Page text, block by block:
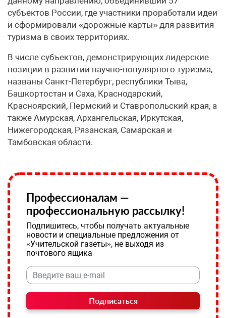
субъектов России, где участники проработали идеи
и сформировали «дорожные карты» для развития
туризма в своих территориях.
В числе субъектов, демонстрирующих лидерские
позиции в развитии научно-популярного туризма,
названы Санкт-Петербург, республики Тыва,
Башкортостан и Саха, Краснодарский,
Красноярский, Пермский и Ставропольский края, а
также Амурская, Архангельская, Иркутская,
Нижегородская, Рязанская, Самарская и
Тамбовская области.
Профессионалам —
профессиональную рассылку!
Подпишитесь, чтобы получать актуальные
новости и специальные предложения от
«Учительской газеты», не выходя из
почтового ящика
Подписаться